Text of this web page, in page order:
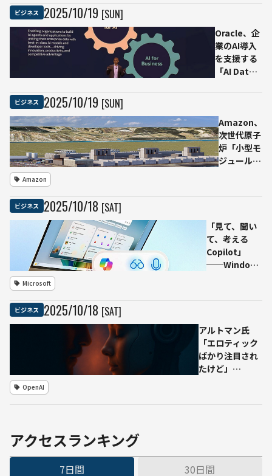
購買体験を提
ビジネス 2025/10/19 [SUN]
Oracle、企
業のAI導入
を支援する
「AI Data
クラウド・
ゼロETLで
データ活用
を加速
ビジネス 2025/10/19 [SUN]
Amazon、
次世代原子
炉「小型モ
ジュール炉
応し、脱炭
素電源を強
化
Amazon
ビジネス 2025/10/18 [SAT]
「見て、聞い
て、考える
Copilot」
──Windows
Microsoft
ビジネス 2025/10/18 [SAT]
アルトマン氏
「エロティック
ばかり注目され
たけど」
OpenAI
アクセスランキング
7日間 30日間